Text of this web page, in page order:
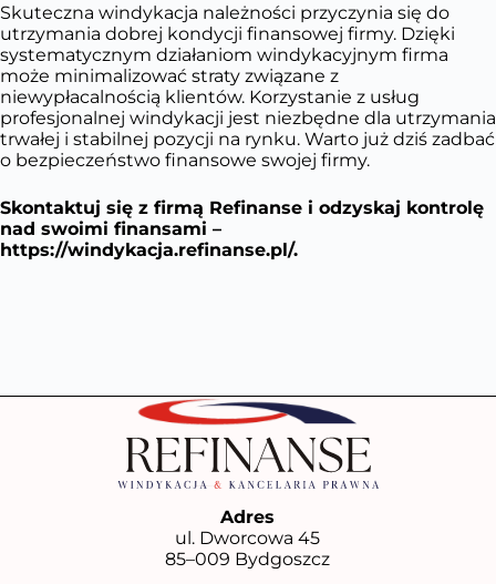
Skuteczna windykacja należności przyczynia się do
utrzymania dobrej kondycji finansowej firmy. Dzięki
systematycznym działaniom windykacyjnym firma
może minimalizować straty związane z
niewypłacalnością klientów. Korzystanie z usług
profesjonalnej windykacji jest niezbędne dla utrzymania
trwałej i stabilnej pozycji na rynku. Warto już dziś zadbać
o bezpieczeństwo finansowe swojej firmy.
Skontaktuj się z firmą Refinanse i odzyskaj kontrolę
nad swoimi finansami –
https://windykacja.refinanse.pl/.
Adres
ul. Dworcowa 45
85–009 Bydgoszcz